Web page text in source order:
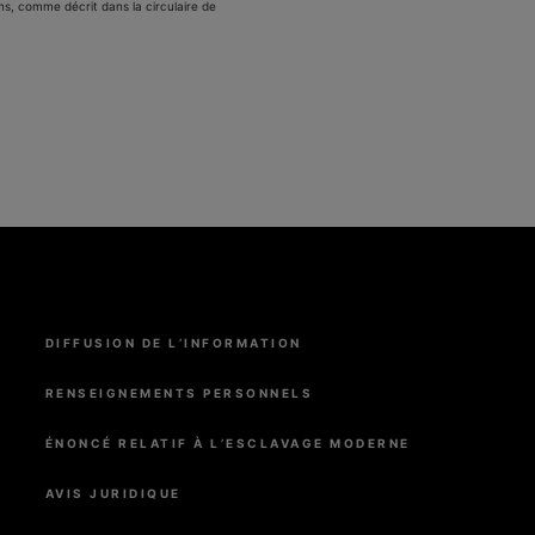
comme décrit dans la circulaire de
Menu
DIFFUSION DE L’INFORMATION
RENSEIGNEMENTS PERSONNELS
ÉNONCÉ RELATIF À L’ESCLAVAGE MODERNE
AVIS JURIDIQUE